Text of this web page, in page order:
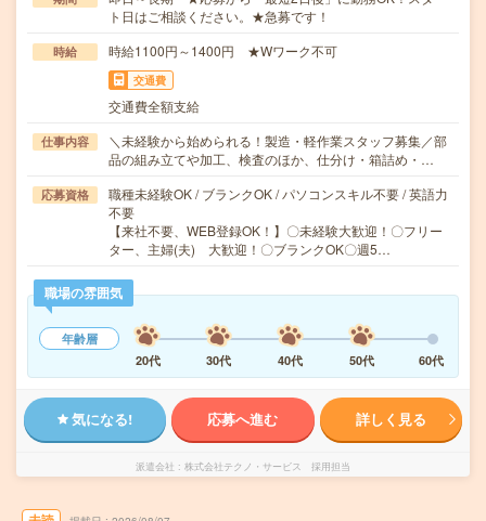
ト日はご相談ください。★急募です！
時給 時給1100円～1400円 ★Wワーク不可
交通費
交通費全額支給
仕事内容
＼未経験から始められる！製造・軽作業スタッフ募集／部
品の組み立てや加工、検査のほか、仕分け・箱詰め・…
応募資格
職種未経験OK / ブランクOK / パソコンスキル不要 / 英語力
不要
【来社不要、WEB登録OK！】〇未経験大歓迎！〇フリー
ター、主婦(夫) 大歓迎！〇ブランクOK〇週5…
職場の雰囲気
年齢層
20代
30代 40代 50代 60代
気になる! 応募へ進む 詳しく見る
派遣会社 株式会社テクノ・サービス 採用担当